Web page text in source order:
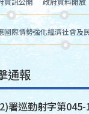
國際情勢強化經濟社會及
通報
署巡勤射字第